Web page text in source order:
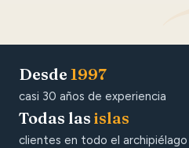
Desde 1997
casi 30 años de experiencia
Todas las islas
clientes en todo el archipiélago